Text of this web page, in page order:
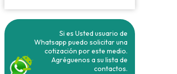
Si es Usted usuario de
Whatsapp puedo solicitar una
cotización por este medio.
Agréguenos a su lista de
contactos.